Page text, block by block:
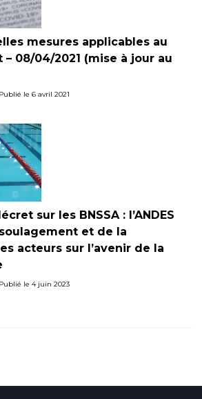
mesures applicables au
08/04/2021 (mise à jour au
le 6 avril 2021
sur les BNSSA : l’ANDES
et de la
acteurs sur l’avenir de la
le 4 juin 2023